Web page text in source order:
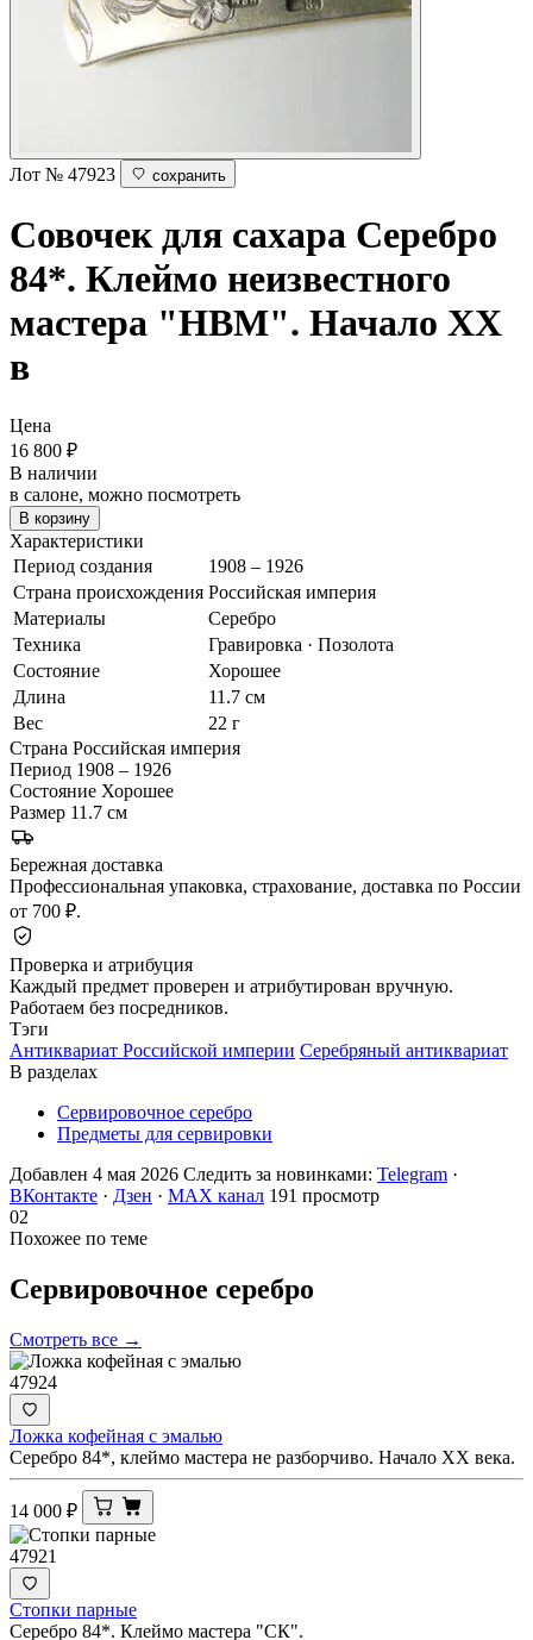
Лот № 47923 сохранить
Совочек для сахара Серебро
84*. Клеймо неизвестного
мастера "НВМ". Начало XX
в
Цена
16 800 ₽
В наличии
в салоне, можно посмотреть
В корзину
Характеристики
Период создания
1908 – 1926
Страна происхождения Российская империя
Материалы
Серебро
Техника
Гравировка · Позолота
Состояние
Хорошее
Длина
11.7 см
Вес
22 г
Страна Российская империя
Период 1908 – 1926
Состояние Хорошее
Размер 11.7 см
Бережная доставка
Профессиональная упаковка, страхование, доставка по России
от 700 ₽.
Проверка и атрибуция
Каждый предмет проверен и атрибутирован вручную.
Работаем без посредников.
Тэги
Антиквариат Российской империи Серебряный антиквариат
В разделах
Сервировочное серебро
Предметы для сервировки
Добавлен 4 мая 2026 Следить за новинками: Telegram ·
ВКонтакте · Дзен · MAX канал 191 просмотр
02
Похожее по теме
Сервировочное серебро
Смотреть все →
47924
Ложка кофейная с эмалью
Серебро 84*, клеймо мастера не разборчиво. Начало XX века.
14 000 ₽
47921
Стопки парные
Серебро 84*. Клеймо мастера "СК".